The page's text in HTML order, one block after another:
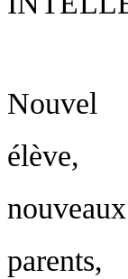
Nouvel
élève,
nouveaux
parents,